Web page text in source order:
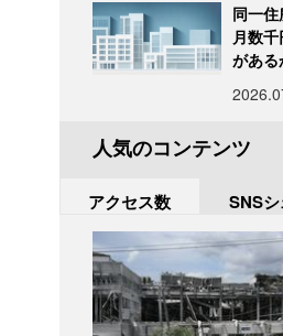
同一
月数
がある
人気のコンテンツ
アクセス数 SNS